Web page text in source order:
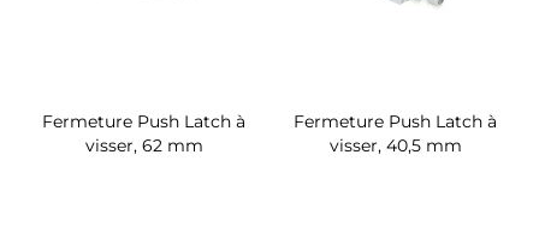
Fermeture Push Latch à
visser, 62 mm
Fermeture Push Latch à
visser, 40,5 mm